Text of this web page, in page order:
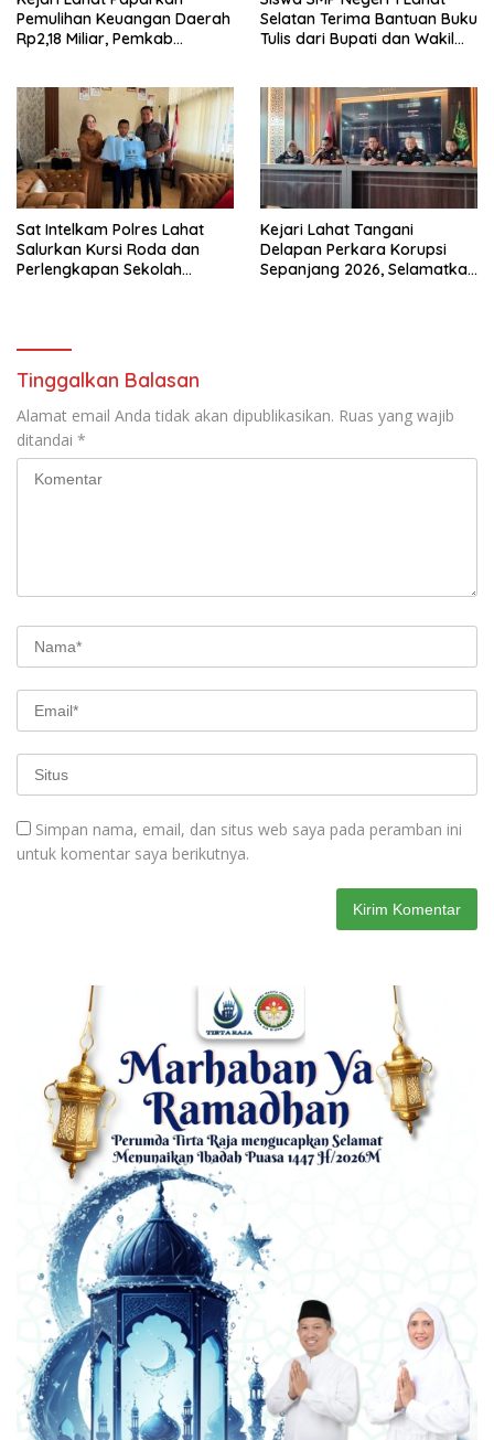
Pemulihan Keuangan Daerah
Rp2,18 Miliar, Pemkab
Selatan Terima Bantuan Buku
Tulis dari Bupati dan Wakil
Sat Intelkam Polres Lahat
Salurkan Kursi Roda dan
Perlengkapan Sekolah
Kejari Lahat Tangani
Delapan Perkara Korupsi
Sepanjang 2026, Selamatkan
Tinggalkan Balasan
Alamat email Anda tidak akan dipublikasikan. Ruas yang wajib
ditandai *
Simpan nama, email, dan situs web saya pada peramban ini
untuk komentar saya berikutnya.